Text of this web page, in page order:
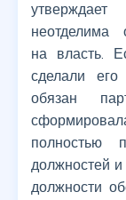
неотделима
на власть.
сделали
обязан
полностью
должностей и
должности